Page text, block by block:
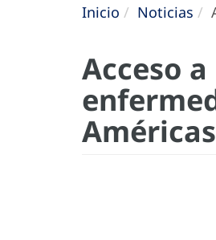
Inicio Noticias
Acceso
Américas